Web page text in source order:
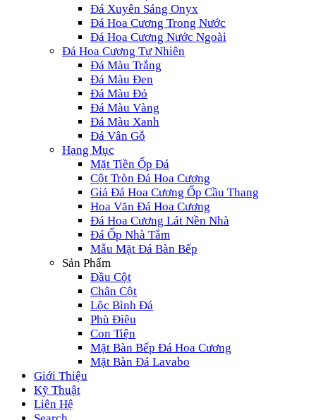
Đá Xuyên Sáng Onyx
Đá Hoa Cương Trong Nước
Đá Hoa Cương Nước Ngoài
Đá Hoa Cương Tự Nhiên
Đá Màu Trắng
Đá Màu Đen
Đá Màu Đỏ
Đá Màu Vàng
Đá Màu Xanh
Đá Vân Gỗ
Hạng Mục
Mặt Tiền Ốp Đá
Cột Tròn Đá Hoa Cương
Giá Đá Hoa Cương Ốp Cầu Thang
Hoa Văn Đá Hoa Cương
Đá Hoa Cương Lát Nền Nhà
Đá Ốp Nhà Tắm
Mẫu Mặt Đá Bàn Bếp
Sản Phẩm
Đầu Cột
Chân Cột
Lộc Bình Đá
Phù Điêu
Con Tiện
Mặt Bàn Bếp Đá Hoa Cương
Mặt Bàn Đá Lavabo
Giới Thiệu
Kỹ Thuật
Liên Hệ